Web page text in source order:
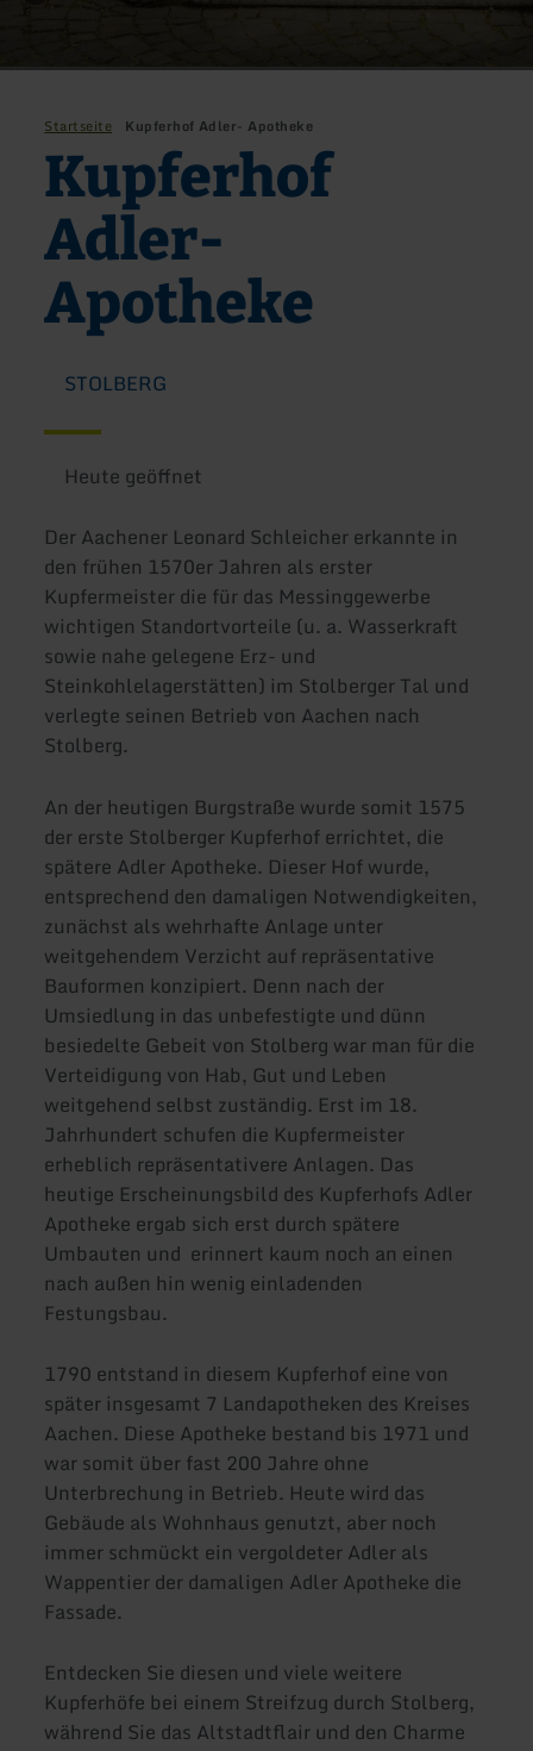
Startseite Kupferhof Adler- Apotheke
Kupferhof
Adler-
Apotheke
STOLBERG
Heute geöffnet
Der Aachener Leonard Schleicher erkannte in
den frühen 1570er Jahren als erster
Kupfermeister die für das Messinggewerbe
wichtigen Standortvorteile (u. a. Wasserkraft
sowie nahe gelegene Erz- und
Steinkohlelagerstätten) im Stolberger Tal und
verlegte seinen Betrieb von Aachen nach
Stolberg.
An der heutigen Burgstraße wurde somit 1575
der erste Stolberger Kupferhof errichtet, die
spätere Adler Apotheke. Dieser Hof wurde,
entsprechend den damaligen Notwendigkeiten,
zunächst als wehrhafte Anlage unter
weitgehendem Verzicht auf repräsentative
Bauformen konzipiert. Denn nach der
Umsiedlung in das unbefestigte und dünn
besiedelte Gebeit von Stolberg war man für die
Verteidigung von Hab, Gut und Leben
weitgehend selbst zuständig. Erst im 18.
Jahrhundert schufen die Kupfermeister
erheblich repräsentativere Anlagen. Das
heutige Erscheinungsbild des Kupferhofs Adler
Apotheke ergab sich erst durch spätere
Umbauten und erinnert kaum noch an einen
nach außen hin wenig einladenden
Festungsbau.
1790 entstand in diesem Kupferhof eine von
später insgesamt 7 Landapotheken des Kreises
Aachen. Diese Apotheke bestand bis 1971 und
war somit über fast 200 Jahre ohne
Unterbrechung in Betrieb. Heute wird das
Gebäude als Wohnhaus genutzt, aber noch
immer schmückt ein vergoldeter Adler als
Wappentier der damaligen Adler Apotheke die
Fassade.
Entdecken Sie diesen und viele weitere
Kupferhöfe bei einem Streifzug durch Stolberg,
während Sie das Altstadtflair und den Charme